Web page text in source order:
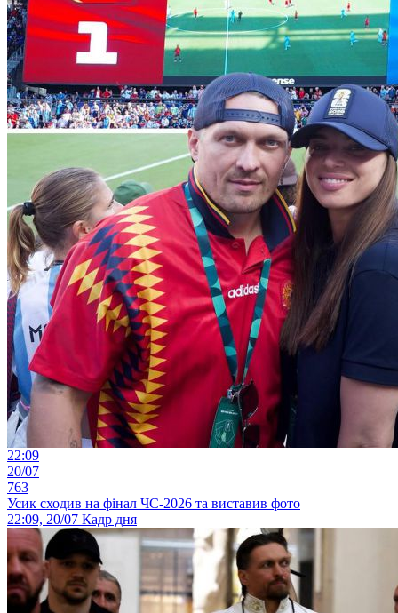
22:09
20/07
763
Усик сходив на фінал ЧС-2026 та виставив фото
22:09, 20/07 Кадр дня